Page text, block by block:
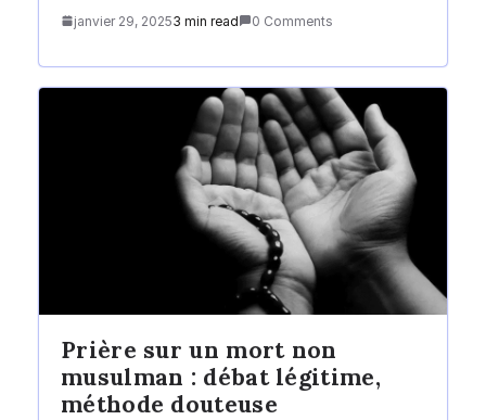
janvier 29, 20253 min read 0 Comments
Prière sur un mort non
musulman : débat légitime,
méthode douteuse